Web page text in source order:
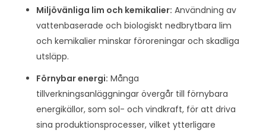
Miljövänliga lim och kemikalier: Användning av
vattenbaserade och biologiskt nedbrytbara lim
och kemikalier minskar föroreningar och skadliga
utsläpp.
Förnybar energi: Många
tillverkningsanläggningar övergår till förnybara
energikällor, som sol- och vindkraft, för att driva
sina produktionsprocesser, vilket ytterligare